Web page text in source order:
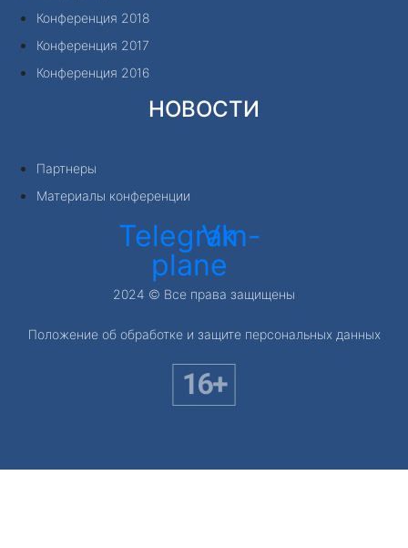
Конференция 2018
Конференция 2017
Конференция 2016
НОВОСТИ
Партнеры
Материалы конференции
Telegram-
plane
Vk
2024 © Все права защищены
Положение об обработке и защите персональных данных